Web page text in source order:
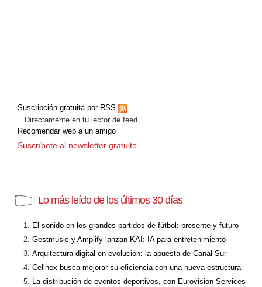
Suscripción gratuita por RSS
Directamente en tu lector de feed
Recomendar web a un amigo
Suscríbete al newsletter gratuito
Lo más leído de los últimos 30 días
El sonido en los grandes partidos de fútbol: presente y futuro
Gestmusic y Amplify lanzan KAI: IA para entretenimiento
Arquitectura digital en evolución: la apuesta de Canal Sur
Cellnex busca mejorar su eficiencia con una nueva estructura
La distribución de eventos deportivos, con Eurovision Services